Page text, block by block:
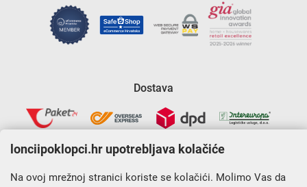
Dostava
lonciipoklopci.hr upotrebljava kolačiće
Na ovoj mrežnoj stranici koriste se kolačići. Molimo Vas da